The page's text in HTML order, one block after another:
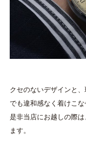
クセのないデザインと
でも違和感なく着けこな
是非当店にお越しの際
ます。